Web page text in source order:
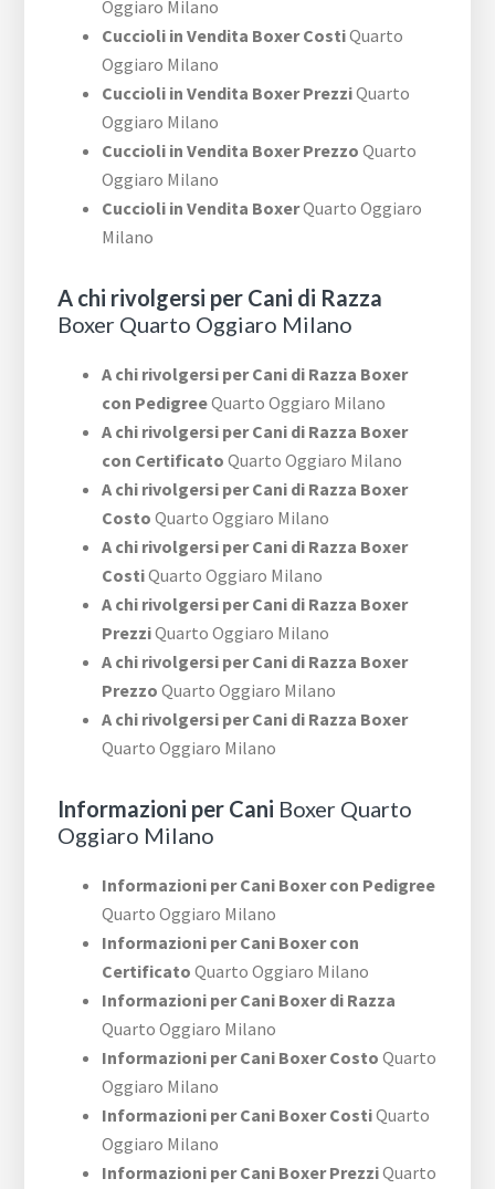
Oggiaro Milano
Cuccioli in Vendita Boxer CostiQuarto
Oggiaro Milano
Cuccioli in Vendita Boxer PrezziQuarto
Oggiaro Milano
Cuccioli in Vendita Boxer Prezzo Quarto
Oggiaro Milano
Cuccioli in Vendita BoxerQuarto Oggiaro
Milano
A chi rivolgersi per Cani di Razza
Boxer Quarto Oggiaro Milano
A chi rivolgersi per Cani di Razza Boxer
con PedigreeQuarto Oggiaro Milano
A chi rivolgersi per Cani di Razza Boxer
con Certificato Quarto Oggiaro Milano
A chi rivolgersi per Cani di Razza Boxer
Costo Quarto Oggiaro Milano
A chi rivolgersi per Cani di Razza Boxer
CostiQuarto Oggiaro Milano
A chi rivolgersi per Cani di Razza Boxer
PrezziQuarto Oggiaro Milano
A chi rivolgersi per Cani di Razza Boxer
Prezzo Quarto Oggiaro Milano
A chi rivolgersi per Cani di Razza Boxer
Quarto Oggiaro Milano
Informazioni per Cani Boxer Quarto
Oggiaro Milano
Informazioni per Cani Boxer con Pedigree
Quarto Oggiaro Milano
Informazioni per Cani Boxer con
Certificato Quarto Oggiaro Milano
Informazioni per Cani Boxer di Razza
Quarto Oggiaro Milano
Informazioni per Cani Boxer Costo Quarto
Oggiaro Milano
Informazioni per Cani Boxer CostiQuarto
Oggiaro Milano
Informazioni per Cani Boxer PrezziQuarto